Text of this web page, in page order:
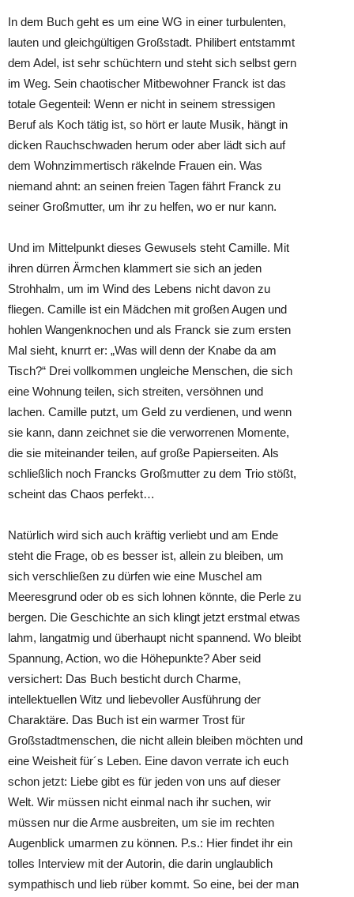
In dem Buch geht es um eine WG in einer turbulenten,
lauten und gleichgültigen Großstadt. Philibert entstammt
dem Adel, ist sehr schüchtern und steht sich selbst gern
im Weg. Sein chaotischer Mitbewohner Franck ist das
totale Gegenteil: Wenn er nicht in seinem stressigen
Beruf als Koch tätig ist, so hört er laute Musik, hängt in
dicken Rauchschwaden herum oder aber lädt sich auf
dem Wohnzimmertisch räkelnde Frauen ein. Was
niemand ahnt: an seinen freien Tagen fährt Franck zu
seiner Großmutter, um ihr zu helfen, wo er nur kann.
Und im Mittelpunkt dieses Gewusels steht Camille. Mit
ihren dürren Ärmchen klammert sie sich an jeden
Strohhalm, um im Wind des Lebens nicht davon zu
fliegen. Camille ist ein Mädchen mit großen Augen und
hohlen Wangenknochen und als Franck sie zum ersten
Mal sieht, knurrt er: „Was will denn der Knabe da am
Tisch?“ Drei vollkommen ungleiche Menschen, die sich
eine Wohnung teilen, sich streiten, versöhnen und
lachen. Camille putzt, um Geld zu verdienen, und wenn
sie kann, dann zeichnet sie die verworrenen Momente,
die sie miteinander teilen, auf große Papierseiten. Als
schließlich noch Francks Großmutter zu dem Trio stößt,
scheint das Chaos perfekt…
Natürlich wird sich auch kräftig verliebt und am Ende
steht die Frage, ob es besser ist, allein zu bleiben, um
sich verschließen zu dürfen wie eine Muschel am
Meeresgrund oder ob es sich lohnen könnte, die Perle zu
bergen. Die Geschichte an sich klingt jetzt erstmal etwas
lahm, langatmig und überhaupt nicht spannend. Wo bleibt
Spannung, Action, wo die Höhepunkte? Aber seid
versichert: Das Buch besticht durch Charme,
intellektuellen Witz und liebevoller Ausführung der
Charaktäre. Das Buch ist ein warmer Trost für
Großstadtmenschen, die nicht allein bleiben möchten und
eine Weisheit für´s Leben. Eine davon verrate ich euch
schon jetzt: Liebe gibt es für jeden von uns auf dieser
Welt. Wir müssen nicht einmal nach ihr suchen, wir
müssen nur die Arme ausbreiten, um sie im rechten
Augenblick umarmen zu können. P.s.: Hier findet ihr ein
tolles Interview mit der Autorin, die darin unglaublich
sympathisch und lieb rüber kommt. So eine, bei der man